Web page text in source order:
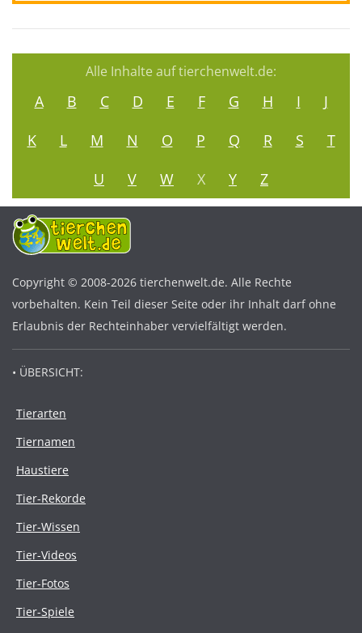
Alle Inhalte auf tierchenwelt.de:
A B C D E F G H I
J
K
L M N O P Q R S
T
U
V W X Y Z
Copyright © 2008-2026 tierchenwelt.de. Alle Rechte
vorbehalten. Kein Teil dieser Seite oder ihr Inhalt darf ohne
Erlaubnis der Rechteinhaber vervielfältigt werden.
• ÜBERSICHT:
Tierarten
Tiernamen
Haustiere
Tier-Rekorde
Tier-Wissen
Tier-Videos
Tier-Fotos
Tier-Spiele